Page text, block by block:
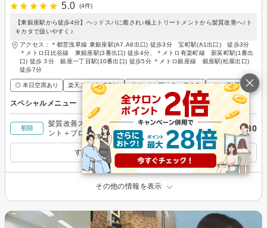
5.0
(4件)
【東銀座駅から徒歩4分】ヘッドスパに癒され♪極上トリートメントから髪質改善へ♪ト
キカタで扱いやすく♪
アクセス：＊都営浅草線 東銀座駅(A7.A8出口) 徒歩3分 宝町駅(A1出口) 徒歩3分
＊メトロ日比谷線 東銀座駅(3番出口) 徒歩4分、＊メトロ有楽町線 新富町駅(1番出
口) 徒歩３分 銀座一丁目駅(10番出口) 徒歩5分 ＊メトロ銀座線 銀座駅(松屋出口)
徒歩7分
◎ 本日空席あり 楽天スーパーDEAL ポイントが貯まる・使える メンズ歓迎
スペシャルメニュー
初回
髪質改善ストレート(縮毛矯正)＋3stepトリートメ
ント＋ブロー(炭酸泉付き)♪［東銀座駅］
￥25,080
すべてのスペシャルメニューを見る
その他の情報を表示